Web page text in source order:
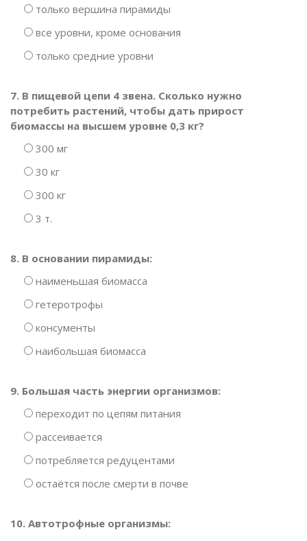
только вершина пирамиды
все уровни, кроме основания
только средние уровни
7. В пищевой цепи 4 звена. Сколько нужно
потребить растений, чтобы дать прирост
биомассы на высшем уровне 0,3 кг?
300 мг
30 кг
300 кг
3 т.
8. В основании пирамиды:
наименьшая биомасса
гетеротрофы
консументы
наибольшая биомасса
9. Большая часть энергии организмов:
переходит по цепям питания
рассеивается
потребляется редуцентами
остаётся после смерти в почве
10. Автотрофные организмы: